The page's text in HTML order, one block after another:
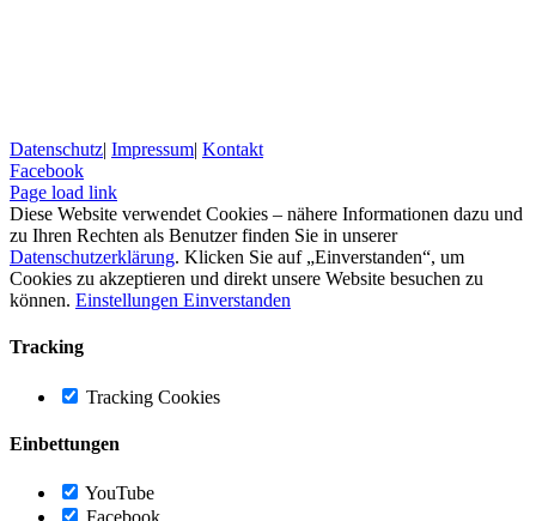
Datenschutz| Impressum| Kontakt
Facebook
Page load link
Diese Website verwendet Cookies – nähere Informationen dazu und
zu Ihren Rechten als Benutzer finden Sie in unserer
Datenschutzerklärung. Klicken Sie auf „Einverstanden“, um
Cookies zu akzeptieren und direkt unsere Website besuchen zu
können. Einstellungen Einverstanden
Tracking
Tracking Cookies
Einbettungen
YouTube